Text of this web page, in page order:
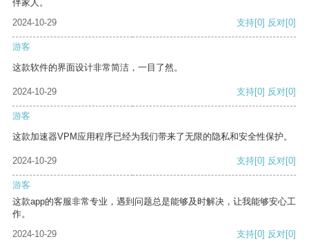
伴家人。
2024-10-29
支持[0] 反对[0]
游客
这款软件的界面设计非常简洁，一目了然。
2024-10-29 支持[0] 反对[0]
游客
这款加速器VPM应用程序已经为我们带来了无限的隐私和安全性保护。
2024-10-29 支持[0] 反对[0]
游客
这款app的客服非常专业，遇到问题总是能够及时解决，让我能够安心工
作。
2024-10-29
支持[0] 反对[0]